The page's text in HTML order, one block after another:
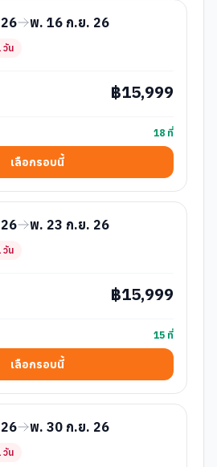
พ. 16 ก.ย. 26
วัน
฿15,999
18 ที่
เลือกรอบนี้
พ. 23 ก.ย. 26
วัน
฿15,999
15 ที่
เลือกรอบนี้
พ. 30 ก.ย. 26
วัน